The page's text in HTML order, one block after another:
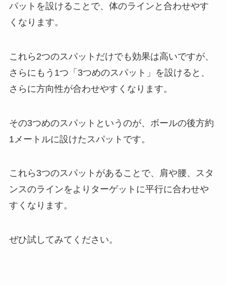
パットを設けることで、体のラインと合わせやす
くなります。
これら2つのスパットだけでも効果は高いですが、
さらにもう1つ「3つめのスパット」を設けると、
さらに方向性が合わせやすくなります。
その3つめのスパットというのが、ボールの後方約
1メートルに設けたスパットです。
これら3つのスパットがあることで、肩や腰、スタ
ンスのラインをよりターゲットに平行に合わせや
すくなります。
ぜひ試してみてください。